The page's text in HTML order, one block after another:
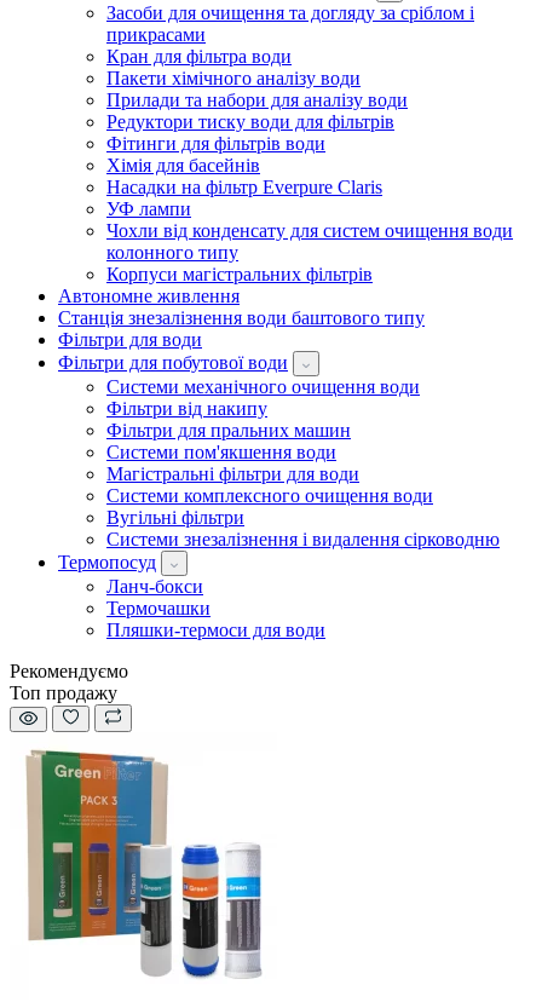
Засоби для очищення та догляду за сріблом і
прикрасами
Кран для фільтра води
Пакети хімічного аналізу води
Прилади та набори для аналізу води
Редуктори тиску води для фільтрів
Фітинги для фільтрів води
Хімія для басейнів
Насадки на фільтр Everpure Claris
УФ лампи
Чохли від конденсату для систем очищення води
колонного типу
Корпуси магістральних фільтрів
Автономне живлення
Станція знезалізнення води баштового типу
Фільтри для води
Фільтри для побутової води
Системи механічного очищення води
Фільтри від накипу
Фільтри для пральних машин
Системи пом'якшення води
Магістральні фільтри для води
Системи комплексного очищення води
Вугільні фільтри
Системи знезалізнення і видалення сірководню
Термопосуд
Ланч-бокси
Термочашки
Пляшки-термоси для води
Рекомендуємо
Топ продажу